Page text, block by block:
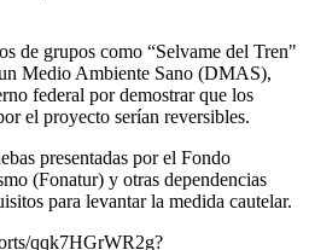
de grupos como “Selvame del Tren"
Medio Ambiente Sano (DMAS),
federal por demostrar que los
el proyecto serían reversibles.
presentadas por el Fondo
(Fonatur) y otras dependencias
para levantar la medida cautelar.
qqk7HGrWR2g?